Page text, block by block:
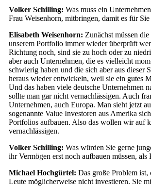
Volker Schilling: Was muss ein
Frau Weisenhorn, mitbringen, damit es für Sie
Elisabeth Weisenhorn: Zunächst müssen
unserem Portfolio immer wieder überprüft
Richtung noch, sind sie zu hoch oder zu
aber auch Unternehmen, die es vielleicht
schwierig haben und die sich aber aus dieser
heraus wieder entwickeln, weil sie ein gutes
Und das haben viele deutsche Unternehmen
sollte man gar nicht vernachlässigen. Auch
Unternehmen, auch Europa. Man sieht jetzt
sogenannte Value Investoren aus Amerika
Portfolios aufbauen. Also das wollen wir auf
vernachlässigen.
Volker Schilling: Was würden Sie gerne
ihr Vermögen erst noch aufbauen müssen, als
Michael Hochgürtel: Das große Problem ist,
Leute möglicherweise nicht investieren. Sie